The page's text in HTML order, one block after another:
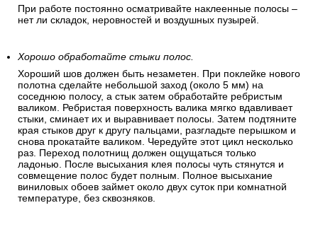
нет ли складок, неровностей и воздушных пузырей.
Хорошо обработайте стыки полос.
Хороший шов должен быть незаметен. При поклейке нового
полотна сделайте небольшой заход (около 5 мм) на
соседнюю полосу, а стык затем обработайте ребристым
валиком. Ребристая поверхность валика мягко вдавливает
стыки, сминает их и выравнивает полосы. Затем подтяните
края стыков друг к другу пальцами, разгладьте перышком и
снова прокатайте валиком. Чередуйте этот цикл несколько
раз. Переход полотнищ должен ощущаться только
ладонью. После высыхания клея полосы чуть стянутся и